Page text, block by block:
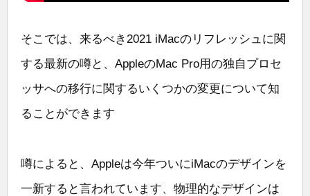
そこでは、来るべき2021 iMacのリフレッシュに関
する最新の噂と、AppleのMac Pro用の独自プロセ
ッサへの移行に関するいくつかの変更について知
ることができます
噂によると、Appleは今年ついにiMacのデザインを
一新すると言われています、物理的なデザインは